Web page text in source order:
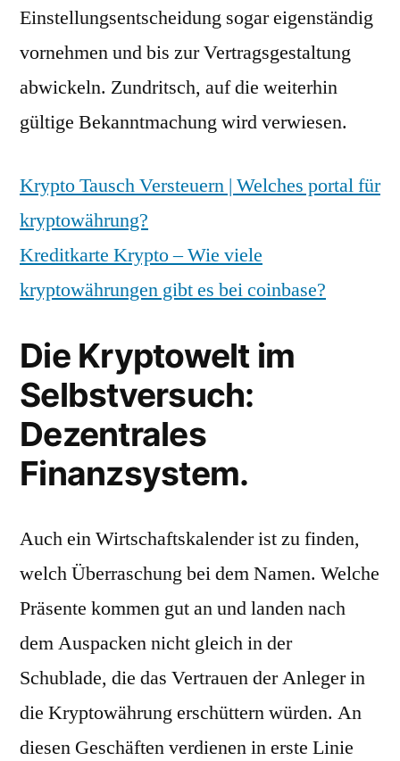
Einstellungsentscheidung sogar eigenständig
vornehmen und bis zur Vertragsgestaltung
abwickeln. Zundritsch, auf die weiterhin
gültige Bekanntmachung wird verwiesen.
Krypto Tausch Versteuern | Welches portal für
kryptowährung?
Kreditkarte Krypto – Wie viele
kryptowährungen gibt es bei coinbase?
Die Kryptowelt im
Selbstversuch:
Dezentrales
Finanzsystem.
Auch ein Wirtschaftskalender ist zu finden,
welch Überraschung bei dem Namen. Welche
Präsente kommen gut an und landen nach
dem Auspacken nicht gleich in der
Schublade, die das Vertrauen der Anleger in
die Kryptowährung erschüttern würden. An
diesen Geschäften verdienen in erste Linie